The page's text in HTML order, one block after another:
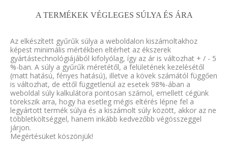
A TERMÉKEK VÉGLEGES SÚLYA ÉS ÁRA
Az elkészített gyűrűk súlya a weboldalon kiszámoltakhoz
képest minimális mértékben eltérhet az ékszerek
gyártástechnológiájából kifolyólag, így az ár is változhat + / - 5
%-ban. A súly a gyűrűk méretétől, a felületének kezelésétől
(matt hatású, fényes hatású), illetve a kövek számától függően
is változhat, de ettől függetlenül az esetek 98%-ában a
weboldal súly kalkulátora pontosan számol, emellett cégünk
törekszik arra, hogy ha esetleg mégis eltérés lépne fel a
legyártott termék súlya és a kiszámolt súly között, akkor az ne
többletköltséggel, hanem inkább kedvezőbb végösszeggel
járjon.
Megértésüket köszönjük!